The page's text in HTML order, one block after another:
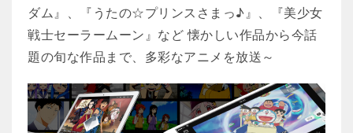
ダム』、『うたの☆プリンスさまっ♪』、『美少女
戦士セーラームーン』など 懐かしい作品から今話
題の旬な作品まで、多彩なアニメを放送～